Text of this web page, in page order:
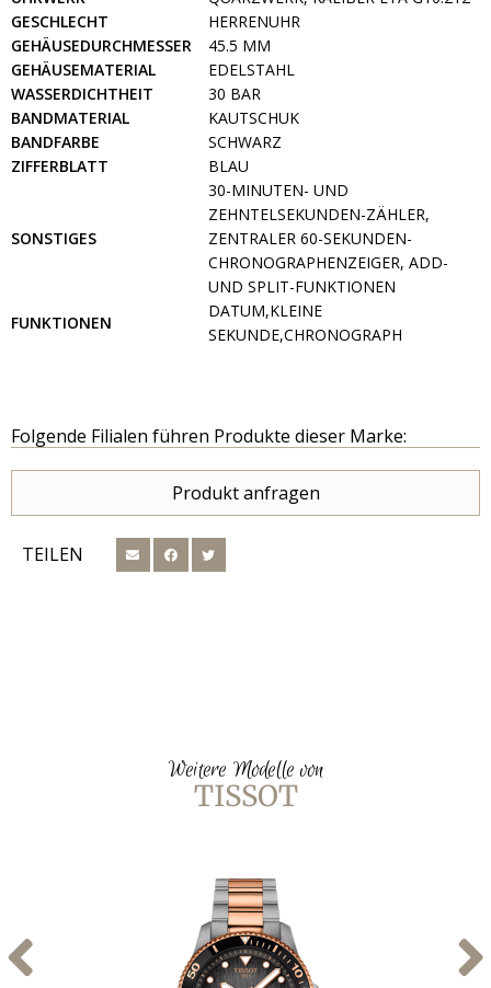
GESCHLECHT
HERRENUHR
GEHÄUSEDURCHMESSER
45.5 MM
GEHÄUSEMATERIAL
EDELSTAHL
WASSERDICHTHEIT
30 BAR
BANDMATERIAL
KAUTSCHUK
BANDFARBE
SCHWARZ
ZIFFERBLATT
BLAU
SONSTIGES
30-MINUTEN- UND
ZEHNTELSEKUNDEN-ZÄHLER,
ZENTRALER 60-SEKUNDEN-
CHRONOGRAPHENZEIGER, ADD-
UND SPLIT-FUNKTIONEN
FUNKTIONEN
DATUM,KLEINE
SEKUNDE,CHRONOGRAPH
Folgende Filialen führen Produkte dieser Marke:
Produkt anfragen
TEILEN
Weitere Modelle von
TISSOT